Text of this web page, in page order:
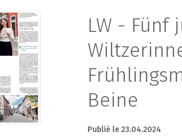
LW - Fünf
Beine
Publié le 23.04.2024